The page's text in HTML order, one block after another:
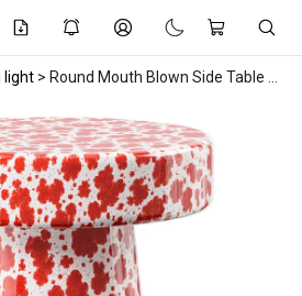
light > Round Mouth Blown Side Table Murano